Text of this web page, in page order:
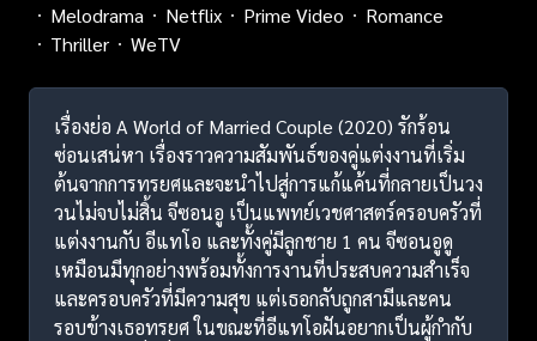
Melodrama
Netflix Prime Video
Romance
Thriller
WeTV
เรื่องย่อ A World of Married Couple (2020) รักร้อน
ซ่อนเสน่หา เรื่องราวความสัมพันธ์ของคู่แต่งงานที่เริ่ม
ต้นจากการทรยศและจะนำไปสู่การแก้แค้นที่กลายเป็นวง
วนไม่จบไม่สิ้น จีซอนอู เป็นแพทย์เวชศาสตร์ครอบครัวที่
แต่งงานกับ อีแทโอ และทั้งคู่มีลูกชาย 1 คน จีซอนอูดู
เหมือนมีทุกอย่างพร้อมทั้งการงานที่ประสบความสำเร็จ
และครอบครัวที่มีความสุข แต่เธอกลับถูกสามีและคน
รอบข้างเธอทรยศ ในขณะที่อีแทโอฝันอยากเป็นผู้กำกับ